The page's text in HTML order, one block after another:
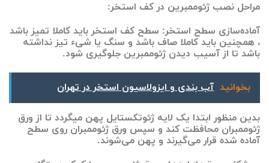
مراحل نصب ژئوممبرین در کف استخر:
آماده‌سازی سطح استخر: سطح کف استخر باید کاملا تمیز باشد
، همچنین باید کاملا صاف باشد و سنگ یا شیء تیز نداشته
باشد تا از آسیب دیدن ژئوممبرین جلوگیری شود.
بخوانید آب بندی و ایزولاسیون استخر در تهران
بدین منظور ابتدا یک لایه ژئوتکستایل پهن میگردد تا از ورق
ژئوممبران محافظت کند و سپس ورق ژئوممبران روی سطح
آماده شده قرار می‌گیرند و پهن می‌شوند.